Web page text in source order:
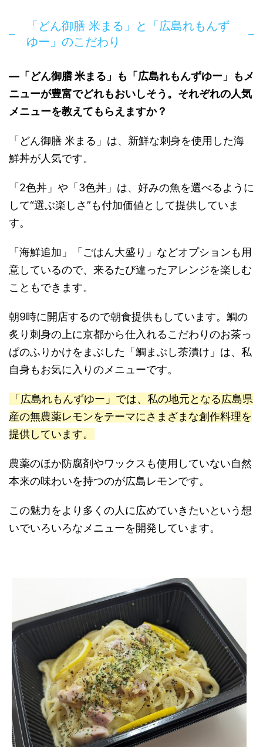
「どん御膳 米まる」と「広島れもんず
ゆー」のこだわり
―「どん御膳 米まる」も「広島れもんずゆー」もメ
ニューが豊富でどれもおいしそう。それぞれの人気
メニューを教えてもらえますか？
「どん御膳 米まる」は、新鮮な刺身を使用した海
鮮丼が人気です。
「2色丼」や「3色丼」は、好みの魚を選べるように
して“選ぶ楽しさ”も付加価値として提供していま
す。
「海鮮追加」「ごはん大盛り」などオプションも用
意しているので、来るたび違ったアレンジを楽しむ
こともできます。
朝9時に開店するので朝食提供もしています。鯛の
炙り刺身の上に京都から仕入れるこだわりのお茶っ
ぱのふりかけをまぶした「鯛まぶし茶漬け」は、私
自身もお気に入りのメニューです。
「広島れもんずゆー」では、私の地元となる広島県
産の無農薬レモンをテーマにさまざまな創作料理を
提供しています。
農薬のほか防腐剤やワックスも使用していない自然
本来の味わいを持つのが広島レモンです。
この魅力をより多くの人に広めていきたいという想
いでいろいろなメニューを開発しています。